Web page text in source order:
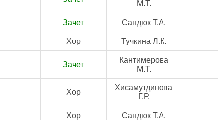
М.Т.
Зачет Сандюк Т.А.
Хор Тучкина Л.К.
Зачет
Кантимерова
М.Т.
Хор
Хисамутдинова
Г.Р.
Хор Сандюк Т.А.